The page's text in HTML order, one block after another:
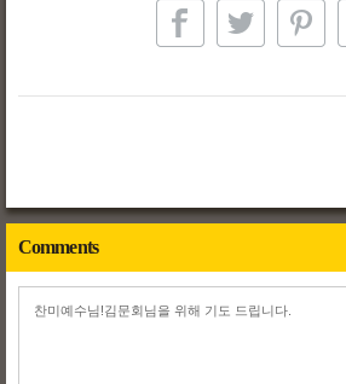
Comments